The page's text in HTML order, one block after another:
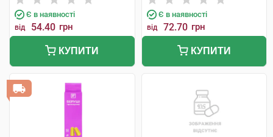
Є в наявності
від 54.40 грн
КУПИТИ
Є в наявності
від 72.70 грн
КУПИТИ